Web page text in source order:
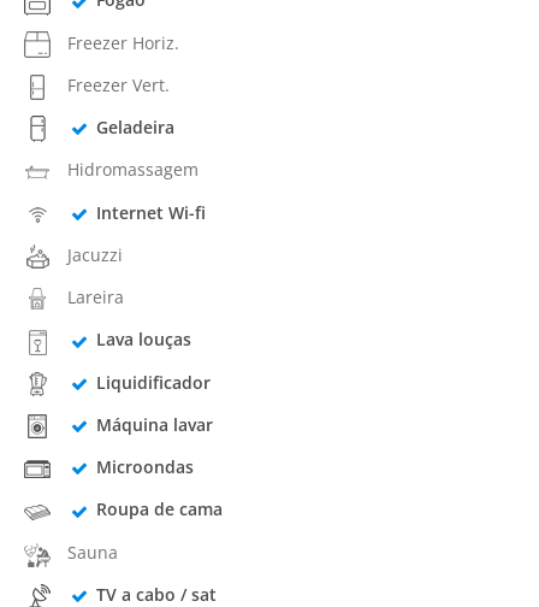
Freezer Horiz.
Freezer Vert.
Geladeira
Hidromassagem
Internet Wi-fi
Jacuzzi
Lareira
Lava louças
Liquidificador
Máquina lavar
Microondas
Roupa de cama
Sauna
TV a cabo / sat